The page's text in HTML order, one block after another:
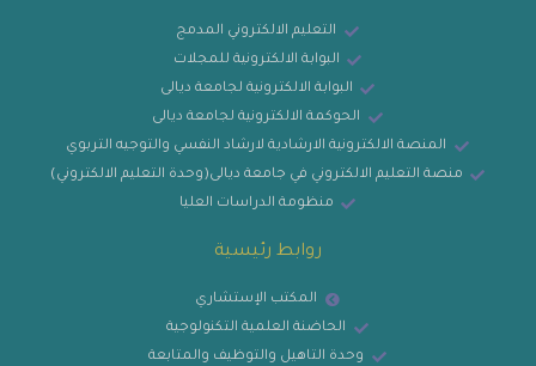
التعليم الالكتروني المدمج
البوابة الالكترونية للمجلات
البوابة الالكترونية لجامعة ديالى
الحوكمة الالكترونية لجامعة ديالى
المنصة الالكترونية الارشادية لارشاد النفسي والتوجيه التربوي
منصة التعليم الالكتروني في جامعة ديالى(وحدة التعليم الالكتروني)
منظومة الدراسات العليا
روابط رئيسية
المكتب الإستشاري
الحاضنة العلمية التكنولوجية
وحدة التاهيل والتوظيف والمتابعة